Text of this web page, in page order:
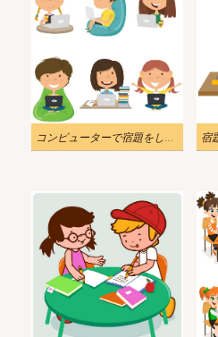
コンピューターで宿題をしている学生のイラスト